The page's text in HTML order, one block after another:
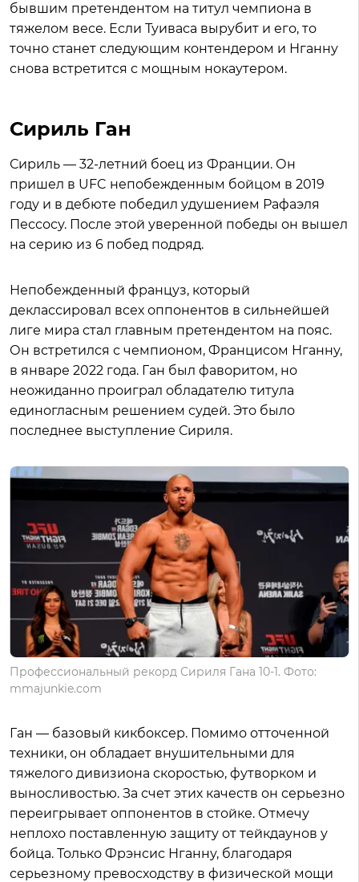
бывшим претендентом на титул чемпиона в
тяжелом весе. Если Туиваса вырубит и его, то
точно станет следующим контендером и Нганну
снова встретится с мощным нокаутером.
Сириль Ган
Сириль — 32-летний боец из Франции. Он
пришел в UFC непобежденным бойцом в 2019
году и в дебюте победил удушением Рафаэля
Пессосу. После этой уверенной победы он вышел
на серию из 6 побед подряд.
Непобежденный француз, который
деклассировал всех оппонентов в сильнейшей
лиге мира стал главным претендентом на пояс.
Он встретился с чемпионом, Францисом Нганну,
в январе 2022 года. Ган был фаворитом, но
неожиданно проиграл обладателю титула
единогласным решением судей. Это было
последнее выступление Сириля.
Профессиональный рекорд Сириля Гана 10-1. Фото:
mmajunkie.com
Ган — базовый кикбоксер. Помимо отточенной
техники, он обладает внушительными для
тяжелого дивизиона скоростью, футворком и
выносливостью. За счет этих качеств он серьезно
переигрывает оппонентов в стойке. Отмечу
неплохо поставленную защиту от тейкдаунов у
бойца. Только Фрэнсис Нганну, благодаря
серьезному превосходству в физической мощи